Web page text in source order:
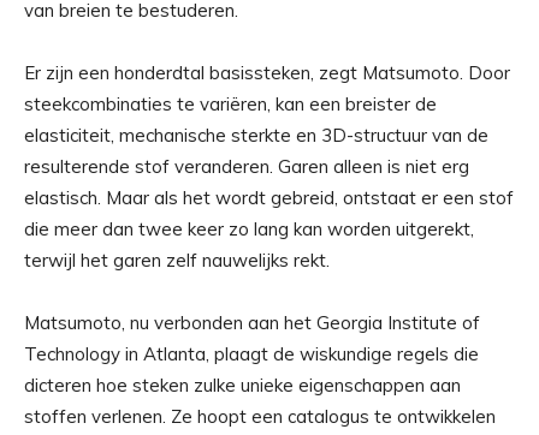
van breien te bestuderen.
Er zijn een honderdtal basissteken, zegt Matsumoto. Door
steekcombinaties te variëren, kan een breister de
elasticiteit, mechanische sterkte en 3D-structuur van de
resulterende stof veranderen. Garen alleen is niet erg
elastisch. Maar als het wordt gebreid, ontstaat er een stof
die meer dan twee keer zo lang kan worden uitgerekt,
terwijl het garen zelf nauwelijks rekt.
Matsumoto, nu verbonden aan het Georgia Institute of
Technology in Atlanta, plaagt de wiskundige regels die
dicteren hoe steken zulke unieke eigenschappen aan
stoffen verlenen. Ze hoopt een catalogus te ontwikkelen